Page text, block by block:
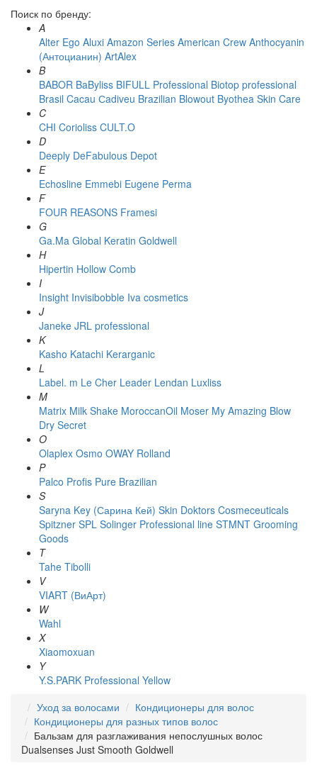
Поиск по бренду:
A
Alter Ego Aluxi Amazon Series American Crew Anthocyanin
(Антоцианин) ArtAlex
B
BABOR BaByliss BIFULL Professional Biotop professional
Brasil Cacau Сadiveu Brazilian Blowout Byothea Skin Care
C
CHI Corioliss CULT.O
D
Deeply DeFabulous Depot
E
Echosline Emmebi Eugene Perma
F
FOUR REASONS Framesi
G
Ga.Ma Global Keratin Goldwell
H
Hipertin Hollow Comb
I
Insight Invisibobble Iva cosmetics
J
Janeke JRL professional
K
Kasho Katachi Kerarganic
L
Label. m Le Cher Leader Lendan Luxliss
M
Matrix Milk Shake MoroccanOil Moser My Amazing Blow
Dry Secret
O
Olaplex Osmo OWAY Rolland
P
Palco Profis Pure Brazilian
S
Saryna Key (Сарина Кей) Skin Doktors Cosmeceuticals
Spitzner SPL Solinger Professional line STMNT Grooming
Goods
T
Tahe Tibolli
V
VIART (ВиАрт)
W
Wahl
X
Xiaomoxuan
Y
Y.S.PARK Professional Yellow
Уход за волосами
Кондиционеры для волос
Кондиционеры для разных типов волос
Бальзам для разглаживания непослушных волос
Dualsenses Just Smooth Goldwell